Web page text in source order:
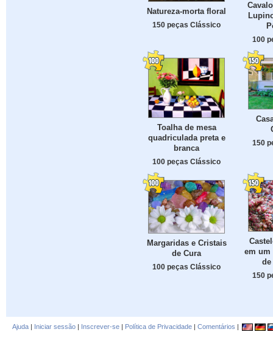
Natureza-morta floral
150 peças Clássico
100
Toalha de mesa
quadriculada preta e
branca
100 peças Clássico
150
Margaridas e Cristais
de Cura
100 peças Clássico
em um
de
150
Ajuda | Iniciar sessão | Inscrever-se | Política de Privacidade | Comentários |